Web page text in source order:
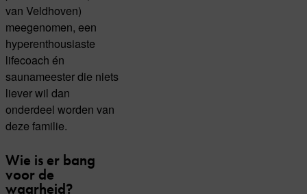
van Veldhoven)
meegenomen, een
hyperenthousiaste
lifecoach én
saunameester die niets
liever wil dan
onderdeel worden van
deze familie.
Wie is er bang
voor de
waarheid?